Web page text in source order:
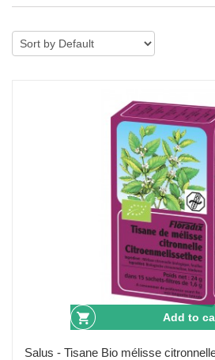
Add to
Salus - Tisane Bio mélisse